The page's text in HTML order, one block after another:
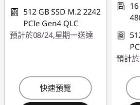
512 GB SSD M.2 2242
PCIe Gen4 QLC
預計於08/24,星期一送達
快速預覽
預計